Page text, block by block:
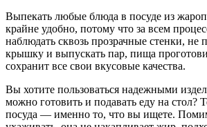
Выпекать любые блюда в посуде из
крайне удобно, потому что за всем
наблюдать сквозь прозрачные стенки, не
крышку и выпускать пар, пища
сохранит все свои вкусовые качества.
Вы хотите пользоваться надежными
можно готовить и подавать еду на стол?
посуда — именно то, что вы ищете.